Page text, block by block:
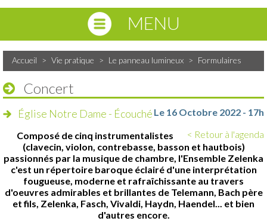
MENU
Accueil > Vie pratique > Le panneau lumineux > Formulaires
Concert
Église Notre Dame - Écouché Le 16 Octobre 2022 - 17h
< Retour à l'agenda
Composé de cinq instrumentalistes
(clavecin, violon, contrebasse, basson et hautbois)
passionnés par la musique de chambre, l'Ensemble Zelenka
c'est un répertoire baroque éclairé d'une interprétation
fougueuse, moderne et rafraîchissante au travers
d'oeuvres admirables et brillantes de Telemann, Bach père
et fils, Zelenka, Fasch, Vivaldi, Haydn, Haendel... et bien
d'autres encore.